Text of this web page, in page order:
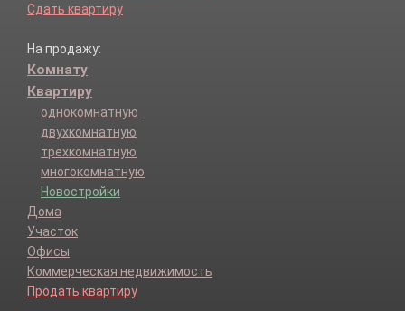
Сдать квартиру
На продажу:
Комнату
Квартиру
однокомнатную
двухкомнатную
трехкомнатную
многокомнатную
Новостройки
Дома
Участок
Офисы
Коммерческая недвижимость
Продать квартиру